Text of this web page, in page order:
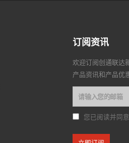
订阅资讯
欢迎订阅创通联达
产品资讯和产品优
您已阅读并同